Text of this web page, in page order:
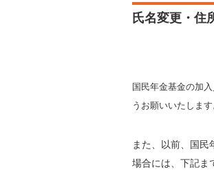
氏名変更・住
国民年金基金の加
うお願いいたします
また、以前、国
場合には、下記ま